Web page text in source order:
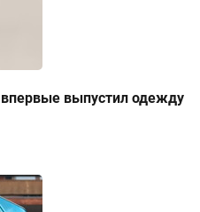
выпустил одежду